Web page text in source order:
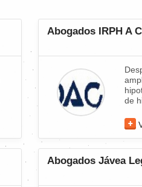
Abogados IRPH A
de
Abogados Jávea